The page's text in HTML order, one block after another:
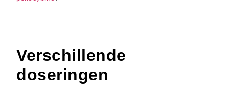
Verschillende
doseringen